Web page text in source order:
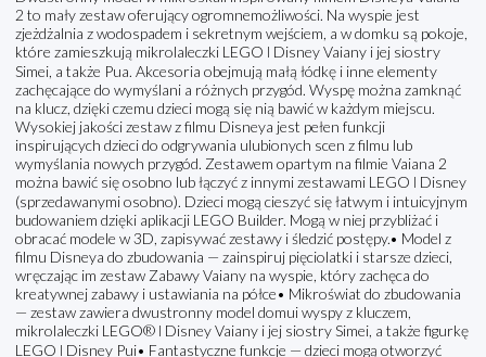
2 to mały zestaw oferujący ogromnemożliwości. Na wyspie jest
zjeżdżalnia z wodospadem i sekretnym wejściem, a w domku są pokoje,
które zamieszkują mikrolaleczki LEGO ǀ Disney Vaiany i jej siostry
Simei, a także Pua. Akcesoria obejmują małą łódkę i inne elementy
zachęcające do wymyślani a różnych przygód. Wyspę można zamknąć
na klucz, dzięki czemu dzieci mogą się nią bawić w każdym miejscu.
Wysokiej jakości zestaw z filmu Disneya jest pełen funkcji
inspirujących dzieci do odgrywania ulubionych scen z filmu lub
wymyślania nowych przygód. Zestawem opartym na filmie Vaiana 2
można bawić się osobno lub łączyć z innymi zestawami LEGO ǀ Disney
(sprzedawanymi osobno). Dzieci mogą cieszyć się łatwym i intuicyjnym
budowaniem dzięki aplikacji LEGO Builder. Mogą w niej przybliżać i
obracać modele w 3D, zapisywać zestawy i śledzić postępy.• Model z
filmu Disneya do zbudowania — zainspiruj pięciolatki i starsze dzieci,
wręczając im zestaw Zabawy Vaiany na wyspie, który zachęca do
kreatywnej zabawy i ustawiania na półce• Mikroświat do zbudowania
— zestaw zawiera dwustronny model domui wyspy z kluczem,
mikrolaleczki LEGO® ǀ Disney Vaiany i jej siostry Simei, a także figurkę
LEGO ǀ Disney Pui• Fantastyczne funkcje — dzieci mogą otworzyć